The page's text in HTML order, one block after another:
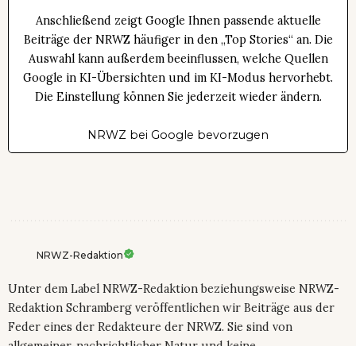
Anschließend zeigt Google Ihnen passende aktuelle
Beiträge der NRWZ häufiger in den „Top Stories“ an. Die
Auswahl kann außerdem beeinflussen, welche Quellen
Google in KI-Übersichten und im KI-Modus hervorhebt.
Die Einstellung können Sie jederzeit wieder ändern.
NRWZ bei Google bevorzugen
NRWZ-Redaktion
Unter dem Label NRWZ-Redaktion beziehungsweise NRWZ-
Redaktion Schramberg veröffentlichen wir Beiträge aus der
Feder eines der Redakteure der NRWZ. Sie sind von